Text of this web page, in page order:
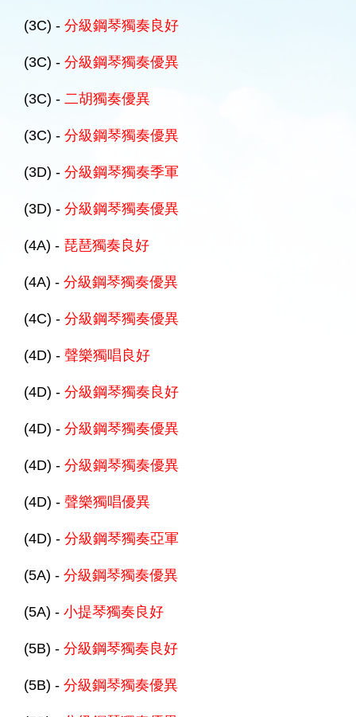
(3C) - 分級鋼琴獨奏良好
(3C) - 分級鋼琴獨奏優異
(3C) - 二胡獨奏優異
(3C) - 分級鋼琴獨奏優異
(3D) - 分級鋼琴獨奏季軍
(3D) - 分級鋼琴獨奏優異
(4A) - 琵琶獨奏良好
(4A) - 分級鋼琴獨奏優異
(4C) - 分級鋼琴獨奏優異
(4D) - 聲樂獨唱良好
(4D) - 分級鋼琴獨奏良好
(4D) - 分級鋼琴獨奏優異
(4D) - 分級鋼琴獨奏優異
(4D) - 聲樂獨唱優異
(4D) - 分級鋼琴獨奏亞軍
(5A) - 分級鋼琴獨奏優異
(5A) - 小提琴獨奏良好
(5B) - 分級鋼琴獨奏良好
(5B) - 分級鋼琴獨奏優異